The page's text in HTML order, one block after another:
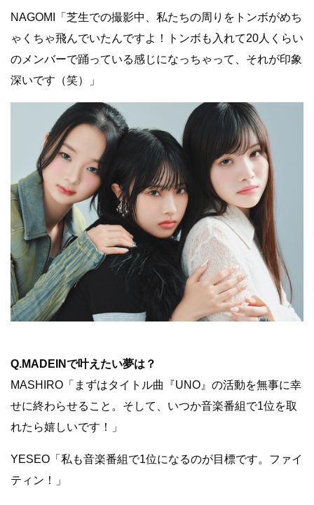
NAGOMI「芝生での撮影中、私たちの周りをトンボがめち
ゃくちゃ飛んでいたんですよ！トンボも入れて20人くらい
のメンバーで踊っている感じになっちゃって、それが印象
深いです（笑）」
Q.MADEINで叶えたい夢は？
MASHIRO「まずはタイトル曲『UNO』の活動を無事に幸
せに終わらせること。そして、いつか音楽番組で1位を取
れたら嬉しいです！」
YESEO「私も音楽番組で1位になるのが目標です。ファイ
ティン！」